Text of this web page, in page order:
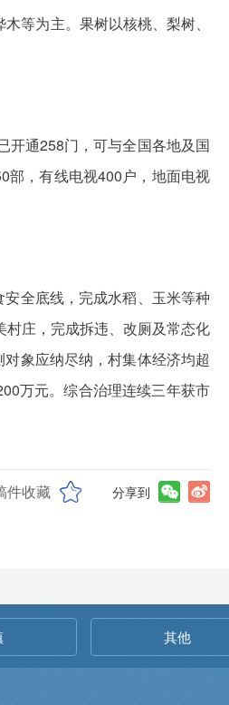
等为主。果树以核桃、梨树、
开通258门，可与全国各地及国
部，有线电视400户，地面电视
全底线，完成水稻、玉米等种
庄，完成拆违、改厕及常态化
象应纳尽纳，村集体经济均超
万元。综合治理连续三年获市
件收藏 分享到
其他